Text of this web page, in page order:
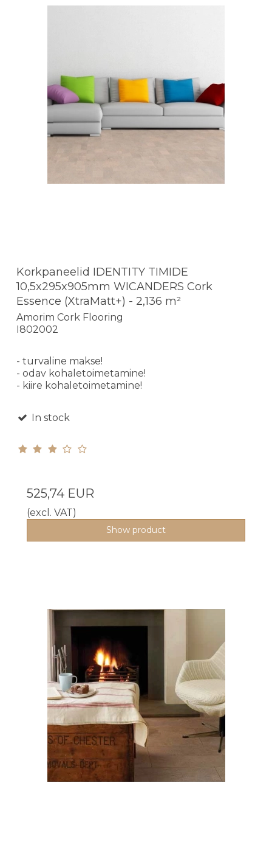
Korkpaneelid IDENTITY TIMIDE
10,5x295x905mm WICANDERS Cork
Essence (XtraMatt+) - 2,136 m²
Amorim Cork Flooring
I802002
- turvaline makse!
- odav kohaletoimetamine!
- kiire kohaletoimetamine!
In stock
525,74 EUR
(excl. VAT)
Show product